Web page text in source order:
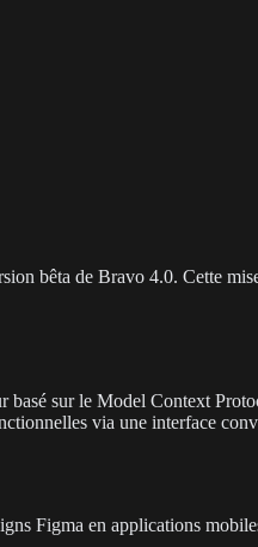
bêta de Bravo 4.0. Cette
sur le Model Context
via une interface
Figma en applications